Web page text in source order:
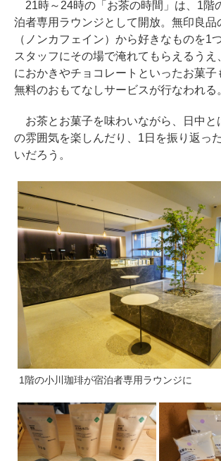
21時～24時の「お茶の時間」は、1階
泊者専用ラウンジとして開放。無印良品
（ノンカフェイン）から好きなものを1
スタッフにその場で淹れてもらえるうえ
におかきやチョコレートといったお菓子
無料のおもてなしサービスが行なわれる
お茶とお菓子を味わいながら、日中と
の雰囲気を楽しんだり、1日を振り返っ
いだろう。
1階の小川珈琲が宿泊者専用ラウンジに